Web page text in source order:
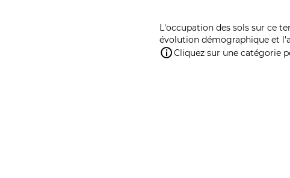
L'occupation des sols sur ce
évolution démographique et
Cliquez sur une catégorie